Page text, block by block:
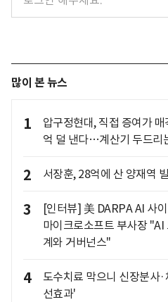
많이 본 뉴스
1
압구정현대, 직접 증여가
억 덜 낸다…계산기 두드리
2 서장훈, 28억에 산 양재역
3
[인터뷰] 美 DARPA AI 사
마이크로소프트 부사장 "AI
계와 거버넌스"
4
도수치료 막으니 신장분사
선효과'